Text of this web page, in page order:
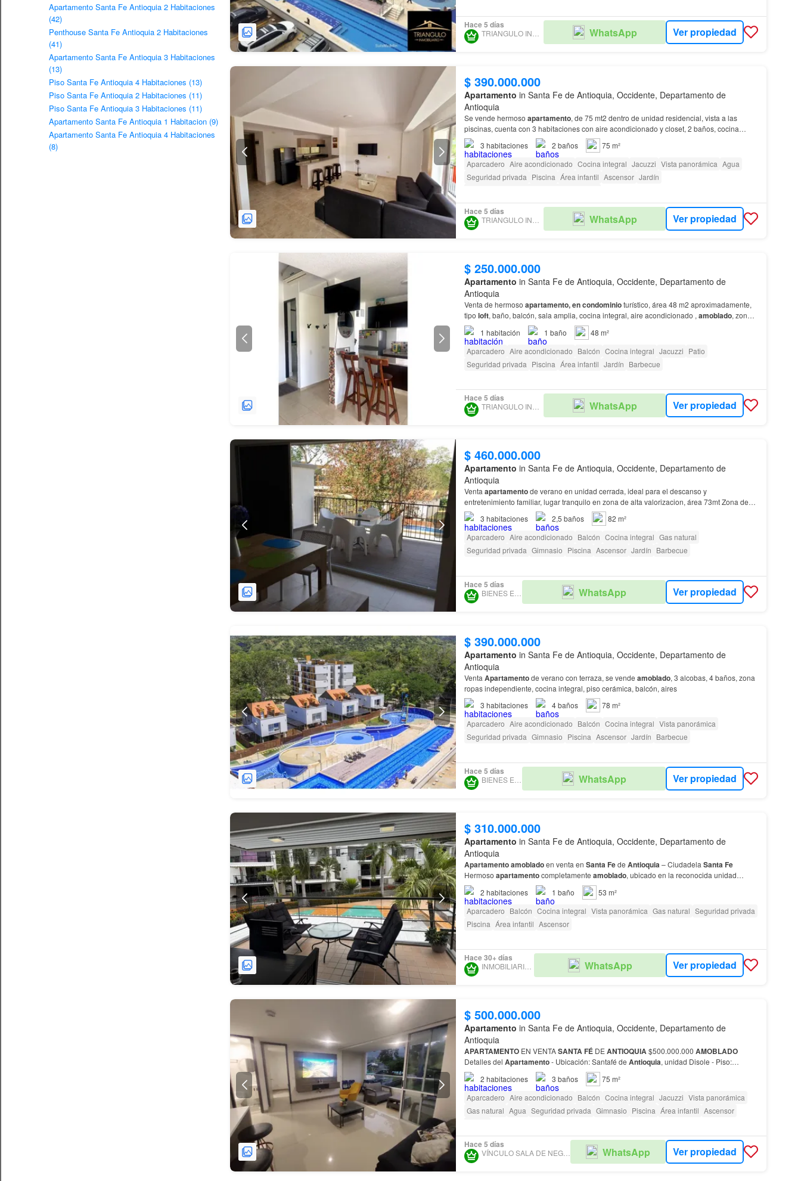
Apartamento Santa Fe Antioquia 2 Habitaciones
(42)
Penthouse Santa Fe Antioquia 2 Habitaciones
(41)
Apartamento Santa Fe Antioquia 3 Habitaciones
(13)
Piso Santa Fe Antioquia 4 Habitaciones (13)
Piso Santa Fe Antioquia 2 Habitaciones (11)
Piso Santa Fe Antioquia 3 Habitaciones (11)
Apartamento Santa Fe Antioquia 1 Habitacion (9)
Apartamento Santa Fe Antioquia 4 Habitaciones
(8)
Hace 5 días
TRIANGULO INMOBILIARIO WhatsApp Ver propiedad
$ 390.000.000
Apartamento in Santa Fe de Antioquia, Occidente, Departamento de
Antioquia
Se vende hermoso apartamento, de 75 mt2 dentro de unidad residencial, vista a las
piscinas, cuenta con 3 habitaciones con aire acondicionado y closet, 2 baños, cocina
integral, sala - comedor, balcón amplio, zona de ropas, pa…
3 habitaciones 2 baños
75 m²
Aparcadero Aire acondicionado Cocina integral Jacuzzi Vista panorámica Agua
Seguridad privada Piscina Área infantil Ascensor Jardín
Hace 5 días
TRIANGULO INMOBILIARIO WhatsApp Ver propiedad
$ 250.000.000
Apartamento in Santa Fe de Antioquia, Occidente, Departamento de
Antioquia
Venta de hermoso apartamento, en condominioturístico, área 48 m2 aproximadamente,
tipo loft, baño, balcón, sala amplia, cocina integral, aire acondicionado , amoblado, zona
de ropas, la unidad cuenta con: piscina para adulto…
1 habitación 1 baño
48 m²
Aparcadero Aire acondicionado Balcón Cocina integral Jacuzzi Patio
Seguridad privada Piscina Área infantil Jardín Barbecue
Hace 5 días
WhatsApp Ver propiedad
$ 460.000.000
Apartamento in Santa Fe de Antioquia, Occidente, Departamento de
Antioquia
Venta apartamentode verano en unidad cerrada, ideal para el descanso y
entretenimiento familiar, lugar tranquilo en zona de alta valorizacion, área 73mt Zona de
gran valorizacion por construccion de doble calzada que generar…
3 habitaciones 2,5 baños
82 m²
Aparcadero Aire acondicionado Balcón Cocina integral Gas natural
Seguridad privada Gimnasio Piscina Ascensor Jardín Barbecue
Hace 5 días
WhatsApp Ver propiedad
$ 390.000.000
Apartamento in Santa Fe de Antioquia, Occidente, Departamento de
Antioquia
Venta Apartamentode verano con terraza, se vende amoblado, 3 alcobas, 4 baños, zona
ropas independiente, cocina integral, piso cerámica, balcón, aires
3 habitaciones 4baños
78 m²
Aparcadero Aire acondicionado Balcón Cocina integral Vista panorámica
Seguridad privada Gimnasio Piscina Ascensor Jardín Barbecue
Hace 5 días
WhatsApp Ver propiedad
$ 310.000.000
Apartamento in Santa Fe de Antioquia, Occidente, Departamento de
Antioquia
Apartamentoamobladoen venta en Santa Fede Antioquia– Ciudadela Santa Fe
Hermoso apartamentocompletamente amoblado, ubicado en la reconocida unidad
Ciudadela
, a tan solo 5 minutos caminando del parque principal…
2 habitaciones 1 baño
53 m²
Aparcadero Balcón Cocina integral Vista panorámica Gas natural Seguridad privada
Piscina Área infantil Ascensor
Hace 30+ días
INMOBILIARIA TOBON WhatsApp Ver propiedad
$ 500.000.000
Apartamento in Santa Fe de Antioquia, Occidente, Departamento de
Antioquia
APARTAMENTOEN VENTASANTA FÉDE ANTIOQUIA$500.000.000 AMOBLADO
Detalles del Apartamento- Ubicación: Santafé de Antioquia, unidad Disole - Piso:…
2 habitaciones 3 baños
75 m²
Aparcadero Aire acondicionado Balcón Cocina integral Jacuzzi Vista panorámica
Gas natural Agua Seguridad privada Gimnasio Piscina Área infantil Ascensor
Hace 5 días
VÍNCULO SALA DE NEGOCIO INMOBILIARIO WhatsApp Ver propiedad